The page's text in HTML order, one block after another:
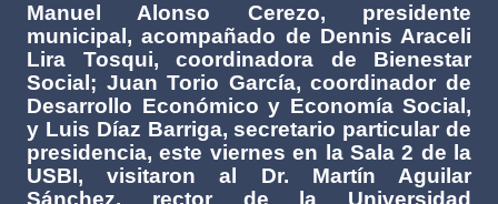
Manuel Alonso Cerezo, presidente
municipal, acompañado de Dennis Araceli
Lira Tosqui, coordinadora de Bienestar
Social; Juan Torio García, coordinador de
Desarrollo Económico y Economía Social,
y Luis Díaz Barriga, secretario particular de
presidencia, este viernes en la Sala 2 de la
USBI, visitaron al Dr. Martín Aguilar